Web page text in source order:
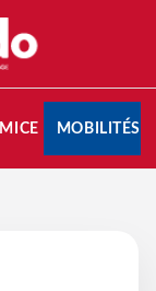
MICE MOBILITÉS